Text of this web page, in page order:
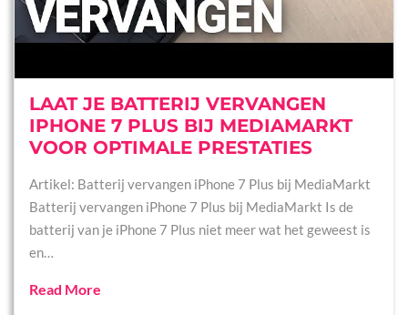
LAAT JE BATTERIJ VERVANGEN
IPHONE 7 PLUS BIJ MEDIAMARKT
VOOR OPTIMALE PRESTATIES
Artikel: Batterij vervangen iPhone 7 Plus bij MediaMarkt
Batterij vervangen iPhone 7 Plus bij MediaMarkt Is de
batterij van je iPhone 7 Plus niet meer wat het geweest is
en…
Read More